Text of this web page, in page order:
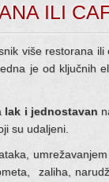
ILI
više restorana
je od ključnih
lak i jednostavan
su udaljeni.
zaliha,